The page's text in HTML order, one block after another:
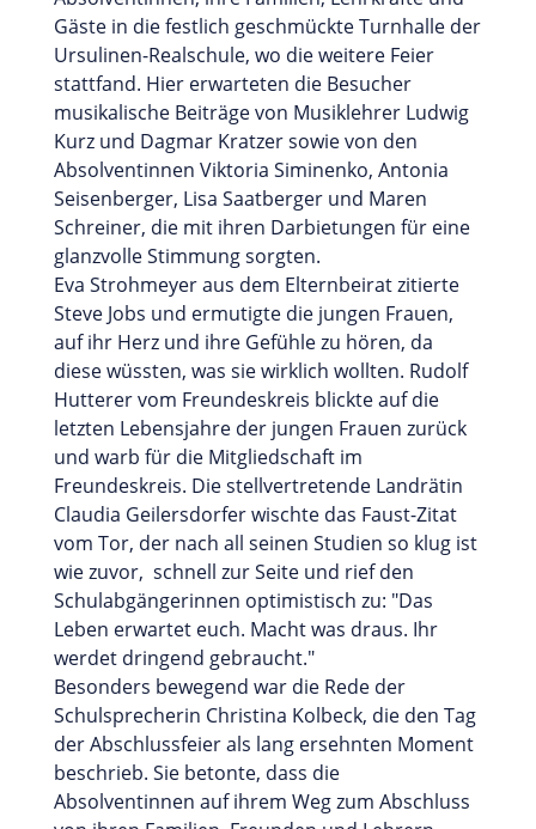
Gäste in die festlich geschmückte Turnhalle der
Ursulinen-Realschule, wo die weitere Feier
stattfand. Hier erwarteten die Besucher
musikalische Beiträge von Musiklehrer Ludwig
Kurz und Dagmar Kratzer sowie von den
Absolventinnen Viktoria Siminenko, Antonia
Seisenberger, Lisa Saatberger und Maren
Schreiner, die mit ihren Darbietungen für eine
glanzvolle Stimmung sorgten.
Eva Strohmeyer aus dem Elternbeirat zitierte
Steve Jobs und ermutigte die jungen Frauen,
auf ihr Herz und ihre Gefühle zu hören, da
diese wüssten, was sie wirklich wollten. Rudolf
Hutterer vom Freundeskreis blickte auf die
letzten Lebensjahre der jungen Frauen zurück
und warb für die Mitgliedschaft im
Freundeskreis. Die stellvertretende Landrätin
Claudia Geilersdorfer wischte das Faust-Zitat
vom Tor, der nach all seinen Studien so klug ist
wie zuvor, schnell zur Seite und rief den
Schulabgängerinnen optimistisch zu: "Das
Leben erwartet euch. Macht was draus. Ihr
werdet dringend gebraucht."
Besonders bewegend war die Rede der
Schulsprecherin Christina Kolbeck, die den Tag
der Abschlussfeier als lang ersehnten Moment
beschrieb. Sie betonte, dass die
Absolventinnen auf ihrem Weg zum Abschluss